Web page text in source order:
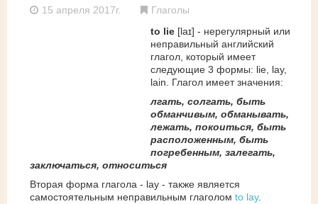
15 апреля 2017г.
Глаголы
to lie [laɪ] - нерегулярный или
неправильный английский
глагол, который имеет
следующие 3 формы: lie, lay,
lain. Глагол имеет значения:
лгать, солгать, быть
обманчивым, обманывать,
лежать, покоиться, быть
расположенным, быть
погребенным, залегать,
заключаться, относиться
Вторая форма глагола - lay - также является
самостоятельным неправильным глаголом to lay.